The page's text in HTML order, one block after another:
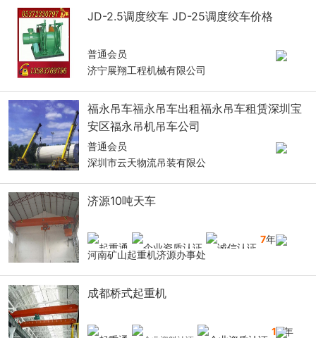
JD-2.5调度绞车 JD-25调度绞车价格
普通会员
济宁展翔工程机械有限公司
福永吊车福永吊车出租福永吊车租赁深圳宝
安区福永吊机吊车公司
普通会员
深圳市云天物流吊装有限公
济源10吨天车
7年
河南矿山起重机济源办事处
成都桥式起重机
10年